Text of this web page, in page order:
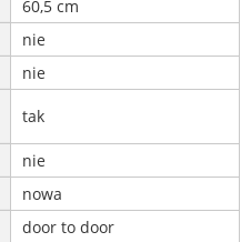
60,5 cm
nie
nie
tak
nie
nowa
door to door